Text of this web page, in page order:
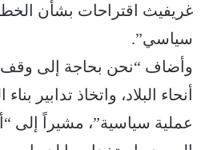
غريفيث اقتراحات بشأن
سياسي”.
وأضاف “نحن بحاجة إلى وقف
أنحاء البلاد، واتخاذ تدابير
عملية سياسية”، مشيراً إلى